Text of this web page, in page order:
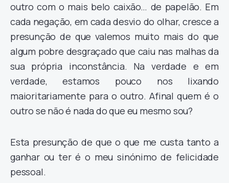
outro com o mais belo caixão… de papelão. Em
cada negação, em cada desvio do olhar, cresce a
presunção de que valemos muito mais do que
algum pobre desgraçado que caiu nas malhas da
sua própria inconstância. Na verdade e em
verdade, estamos pouco nos lixando
maioritariamente para o outro. Afinal quem é o
outro se não é nada do que eu mesmo sou?
Esta presunção de que o que me custa tanto a
ganhar ou ter é o meu sinónimo de felicidade
pessoal.